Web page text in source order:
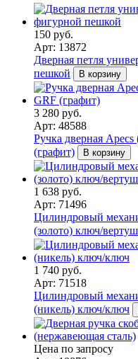
150 руб.
Арт: 13872
Дверная петля
пешкой
В корзину
3 280 руб.
Арт: 48588
Ручка дверная
(графит)
В корзину
1 638 руб.
Арт: 71496
Цилиндровый
(золото) ключ/
1 740 руб.
Арт: 71518
Цилиндровый
(никель) ключ/ключ
Цена по запросу